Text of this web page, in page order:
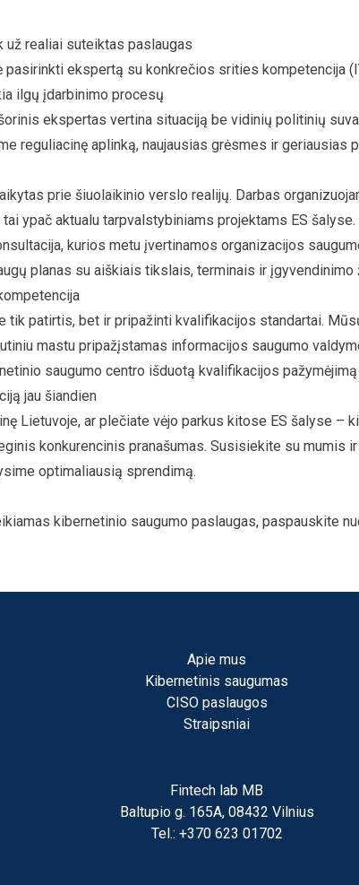
už realiai suteiktas paslaugas
pasirinkti ekspertą su konkrečios srities kompetencija
ilgų įdarbinimo procesų
ekspertas vertina situaciją be vidinių politinių
reguliacinę aplinką, naujausias grėsmes ir geriausias
prie šiuolaikinio verslo realijų. Darbas
ypač aktualu tarpvalstybiniams projektams ES šalyse.
kurios metu įvertinamos organizacijos
planas su aiškiais tikslais, terminais ir įgyvendinimo
tik patirtis, bet ir pripažinti kvalifikacijos standartai.
mastu pripažįstamas informacijos saugumo
saugumo centro išduotą kvalifikacijos
jau šiandien
Lietuvoje, ar plečiate vėjo parkus kitose ES šalyse –
konkurencinis pranašumas. Susisiekite su mumis
optimaliausią sprendimą.
kibernetinio saugumo paslaugas, paspauskite
Apie mus
Kibernetinis saugumas
CISO paslaugos
Straipsniai
Fintech lab MB
Baltupio g. 165A, 08432 Vilnius
Tel.: +370 623 01702